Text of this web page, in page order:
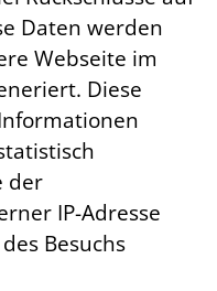
Daten werden
Webseite im
Diese
der
IP-Adresse
Besuchs